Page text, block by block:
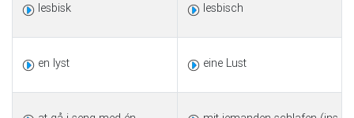
lesbisk lesbisch
en lyst eine Lust